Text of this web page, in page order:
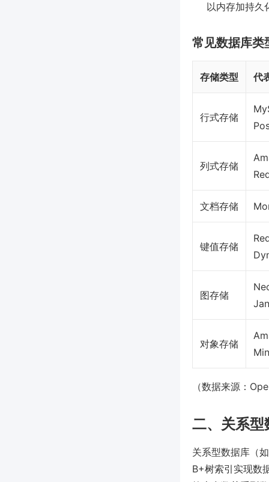
以内存加持久
常见数据库类
存储类型 代
行式存储
列式存储
文档存储
键值存储
图存储
对象存储
（数据来源：
二、关系型
关系型数据库（
B+树索引实现数